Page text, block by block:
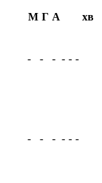
М Г А хв
- - - - - -
- - - - - -